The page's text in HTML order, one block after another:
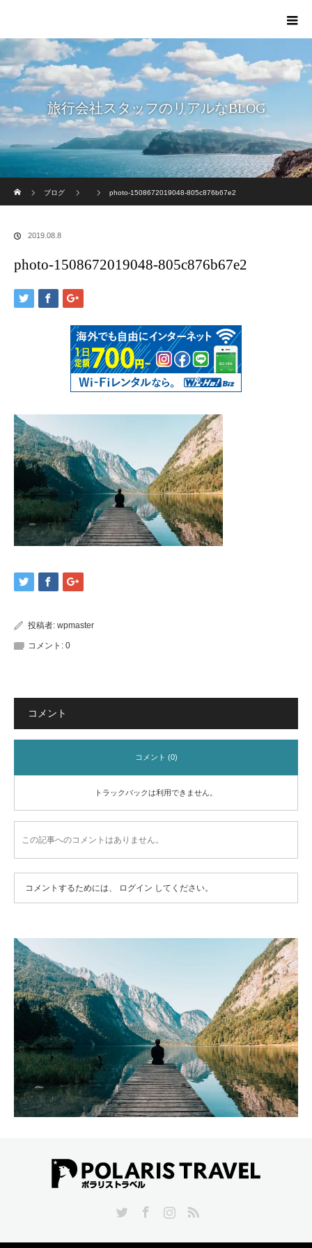
旅行会社スタッフのリアルなBLOG
ブログ
photo-1508672019048-805c876b67e2
2019.08.8
photo-1508672019048-805c876b67e2
投稿者: wpmaster
コメント: 0
コメント
コメント (0)
トラックバックは利用できません。
この記事へのコメントはありません。
コメントするためには、 ログイン してください。
RSS